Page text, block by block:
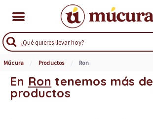
Múcura Productos Ron
En Ron tenemos más de
productos